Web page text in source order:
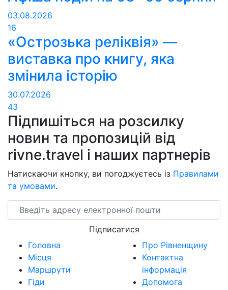
03.08.2026
16
«Острозька реліквія» —
виставка про книгу, яка
змінила історію
30.07.2026
43
Підпишіться на розсилку
новин та пропозицій від
rivne.travel і наших партнерів
Натискаючи кнопку, ви погоджуєтесь із Правилами
та умовами.
Email
Підписатися
Головна
Місця
Маршрути
Гіди
Про Рівненщину
Контактна
інформація
Допомога